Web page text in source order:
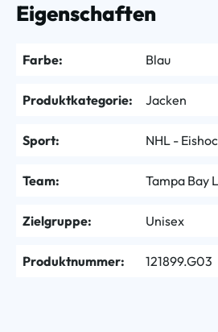
Eigenschaften
Farbe: Blau
Produktkategorie: Jacken
Sport: NHL -
Team: Tampa Bay
Zielgruppe: Unisex
Produktnummer: 121899.G03